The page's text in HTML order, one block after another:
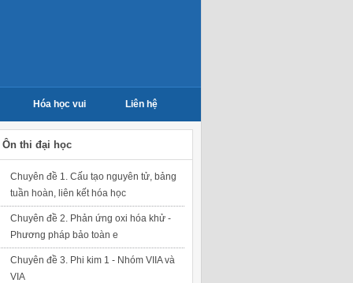
Hóa học vui Liên hệ
Ôn thi đại học
Chuyên đề 1. Cấu tạo nguyên tử, bảng
tuần hoàn, liên kết hóa học
Chuyên đề 2. Phản ứng oxi hóa khử -
Phương pháp bảo toàn e
Chuyên đề 3. Phi kim 1 - Nhóm VIIA và
VIA